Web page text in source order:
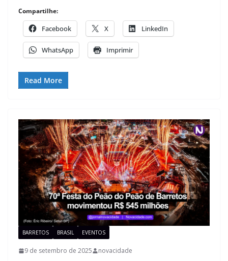
Compartilhe:
Facebook X LinkedIn
WhatsApp Imprimir
Read More
BARRETOS BRASIL EVENTOS
9 de setembro de 2025 novacidade